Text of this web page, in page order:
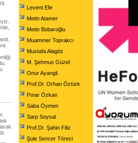
Levent Efe
Metin Atamer
Metin Bobaroğlu
Muammer Toprakcı
Mustafa Alagöz
M. Şehmus Güzel
Onur Ayangil
Prof.Dr. Orhan Öztürk
Pınar Özkan
Saba Öymen
Sarp Soysal
Prof.Dr. Şahin Filiz
Şule Sencer Töreci